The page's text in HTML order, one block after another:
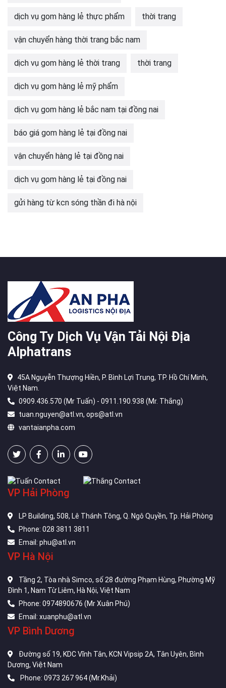
dịch vụ gom hàng lẻ thực phẩm thời trang
vận chuyển hàng thời trang bắc nam
dịch vụ gom hàng lẻ thời trang thời trang
dịch vụ gom hàng lẻ mỹ phẩm
dịch vụ gom hàng lẻ bắc nam tại đồng nai
báo giá gom hàng lẻ tại đồng nai
vận chuyển hàng lẻ tại đồng nai
dịch vụ gom hàng lẻ tại đồng nai
gửi hàng từ kcn sóng thần đi hà nội
Công Ty Dịch Vụ Vận Tải Nội Địa
Alphatrans
45A Nguyễn Thượng Hiền, P. Bình Lợi Trung, TP. Hồ Chí Minh,
Việt Nam.
0909.436.570 (Mr Tuấn) - 0911.190.938 (Mr. Thắng)
tuan.nguyen@atl.vn, ops@atl.vn
vantaianpha.com
VP Hải Phòng
LP Building, 508, Lê Thánh Tông, Q. Ngô Quyền, Tp. Hải Phòng
Phone: 028 3811 3811
Email: phu@atl.vn
VP Hà Nội
Tầng 2, Tòa nhà Simco, số 28 đường Phạm Hùng, Phường Mỹ
Đình 1, Nam Từ Liêm, Hà Nội, Việt Nam
Phone: 0974890676 (Mr Xuân Phú)
Email: xuanphu@atl.vn
VP Bình Dương
Đường số 19, KDC Vĩnh Tân, KCN Vipsip 2A, Tân Uyên, Bình
Dương, Việt Nam
Phone: 0973 267 964 (Mr.Khải)